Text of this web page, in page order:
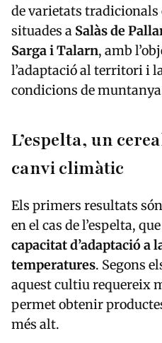
de varietats tradicionals
situades a Salàs de
Sarga i Talarn, amb
l’adaptació al territori i
condicions de
L’espelta, un
canvi climàtic
Els primers resultats
en el cas de l’espelta,
capacitat d’adaptació a
temperatures. Segons
aquest cultiu requereix
permet obtenir
més alt.